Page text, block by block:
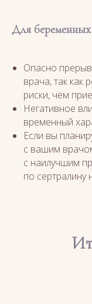
Для беременных
Опасно
врача, так как
риски, чем
Негативное
временный
Если вы
с вашим
с наилучшим
по сертралину